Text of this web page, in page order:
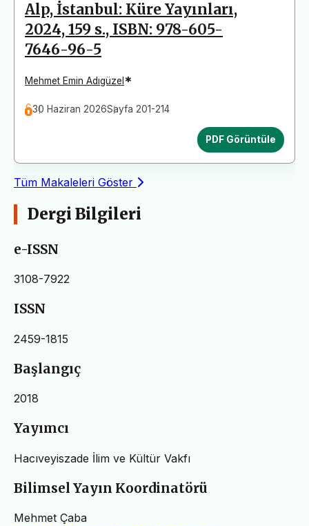
Alp, İstanbul: Küre Yayınları,
2024, 159 s., ISBN: 978-605-
7646-96-5
Mehmet Emin Adıgüzel *
30 Haziran 2026Sayfa 201-214
PDF Görüntüle
Tüm Makaleleri Göster
Dergi Bilgileri
e-ISSN
3108-7922
ISSN
2459-1815
Başlangıç
2018
Yayımcı
Hacıveyiszade İlim ve Kültür Vakfı
Bilimsel Yayın Koordinatörü
Mehmet Çaba